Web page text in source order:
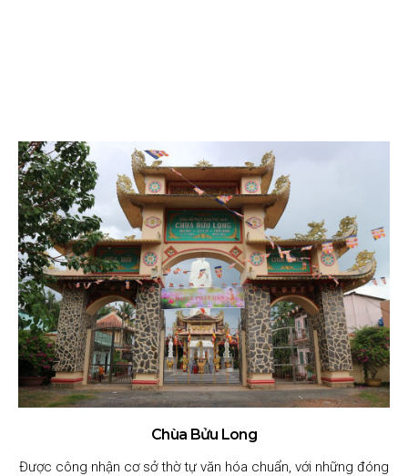
Chùa Bửu Long
Được công nhận cơ sở thờ tự văn hóa chuẩn, với những đóng